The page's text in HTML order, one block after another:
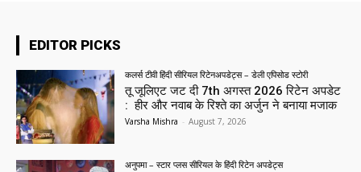
EDITOR PICKS
कलर्स टीवी हिंदी सीरियल रिटेनअपडेट्स – डेली एपिसोड स्टोरी
तू जूलिएट जट दी 7th अगस्त 2026 रिटेन अपडेट
: हीर और नवाब के रिश्ते का अर्जुन ने बनाया मजाक
Varsha Mishra - August 7, 2026
अनुपमा – स्टार प्लस सीरियल के हिंदी रिटेन अपडेट्स